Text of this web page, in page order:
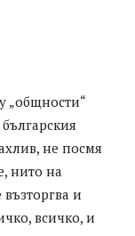
„общности“
не посмя
нито на
и
всичко, и